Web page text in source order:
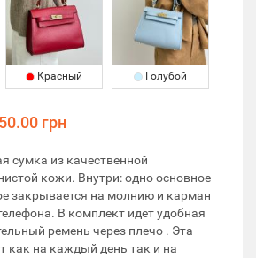
Красный Голубой
грн
сумка из качественной
кожи. Внутри: одно основное
закрывается на молнию и карман
В комплект идет удобная
ремень через плечо . Эта
как на каждый день так и на